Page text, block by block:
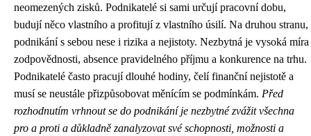
neomezených zisků. Podnikatelé si sami určují pracovní dobu,
budují něco vlastního a profitují z vlastního úsilí. Na druhou stranu,
podnikání s sebou nese i rizika a nejistoty. Nezbytná je vysoká míra
zodpovědnosti, absence pravidelného příjmu a konkurence na trhu.
Podnikatelé často pracují dlouhé hodiny, čelí finanční nejistotě a
musí se neustále přizpůsobovat měnícím se podmínkám. Před
rozhodnutím vrhnout se do podnikání je nezbytné zvážit všechna
pro a proti a důkladně zanalyzovat své schopnosti, možnosti a